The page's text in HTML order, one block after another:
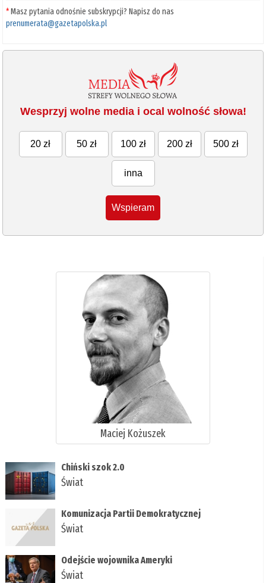
*Masz pytania odnośnie subskrypcji? Napisz do nas
prenumerata@gazetapolska.pl
Wesprzyj wolne media i ocal wolność słowa!
20 zł 50 zł 100 zł 200 zł 500 zł
inna
Wspieram
Maciej Kożuszek
Chiński szok 2.0
Świat
Komunizacja Partii Demokratycznej
Świat
Odejście wojownika Ameryki
Świat